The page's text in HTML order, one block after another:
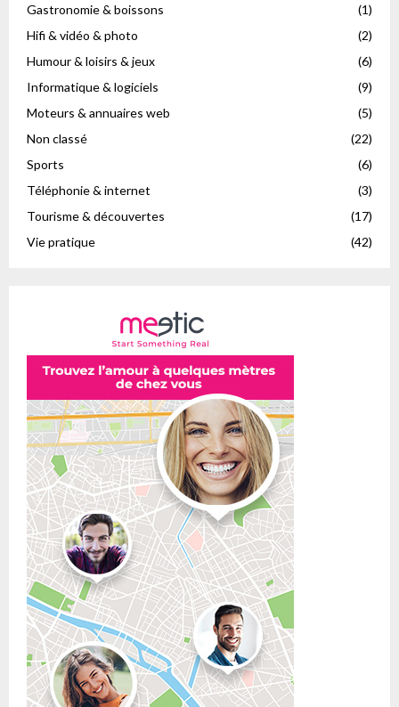
Gastronomie & boissons
(1)
Hifi & vidéo & photo
(2)
Humour & loisirs & jeux
(6)
Informatique & logiciels
(9)
Moteurs & annuaires web
(5)
Non classé
(22)
Sports
(6)
Téléphonie & internet
(3)
Tourisme & découvertes
(17)
Vie pratique
(42)